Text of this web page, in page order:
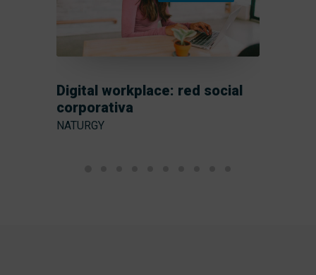
Digital workplace: red social
corporativa
NATURGY